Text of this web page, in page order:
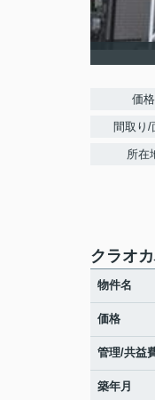
価格
間取り/
所在
クラオ
物件名
価格
管理/共益
築年月